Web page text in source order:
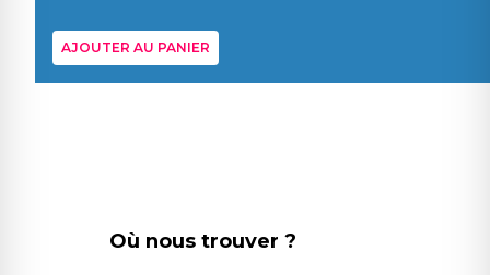
AJOUTER AU PANIER
Où nous trouver ?